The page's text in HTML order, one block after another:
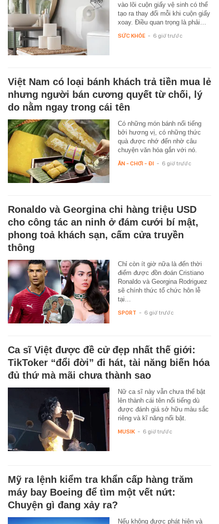
vào lõi cuộn giấy vệ sinh có thể
tạo ra thay đổi mỗi khi cuộn giấy
xoay. Điều quan trọng là phải…
SỨC KHỎE - 6 giờ trước
Việt Nam có loại bánh khách trả tiền mua lẻ
nhưng người bán cương quyết từ chối, lý
do nằm ngay trong cái tên
Có những món bánh nổi tiếng
bởi hương vị, có những thức
quà được nhớ đến nhờ câu
chuyện văn hóa gắn với nó.
ĂN - CHƠI - ĐI - 6 giờ trước
Ronaldo và Georgina chi hàng triệu USD
cho công tác an ninh ở đám cưới bí mật,
phong toả khách sạn, cấm cửa truyền
thông
Chỉ còn ít giờ nữa là đến thời
điểm được đồn đoán Cristiano
Ronaldo và Georgina Rodriguez
sẽ chính thức tổ chức hôn lễ
tại…
SPORT - 6 giờ trước
Ca sĩ Việt được đề cử đẹp nhất thế giới:
TikToker “đổi đời” đi hát, tài năng biến hóa
đủ thứ mà mãi chưa thành sao
Nữ ca sĩ này vẫn chưa thể bật
lên thành cái tên nổi tiếng dù
được đánh giá sở hữu màu sắc
riêng và kĩ năng nổi bật.
MUSIK - 6 giờ trước
Mỹ ra lệnh kiểm tra khẩn cấp hàng trăm
máy bay Boeing để tìm một vết nứt:
Chuyện gì đang xảy ra?
Nếu không được phát hiện và